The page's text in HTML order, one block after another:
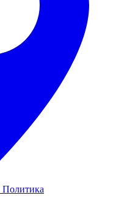
Политика